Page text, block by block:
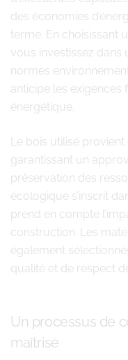
des économies
terme. En choisissant
vous investissez dans
normes
anticipe les exigences
énergétique.
Le bois utilisé
garantissant un
préservation des
écologique s’inscrit
prend en compte
construction. Les
également
qualité et de respect
Un processus de
maîtrisé